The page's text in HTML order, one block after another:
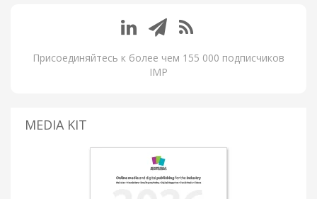
Присоединяйтесь к более чем 155 000 подписчиков
IMP
MEDIA KIT